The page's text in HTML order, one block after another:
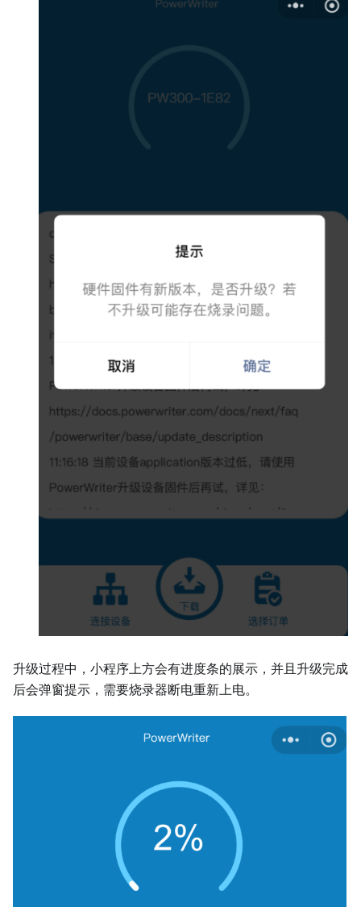
升级过程中，小程序上方会有进度条的展示，并且升级完成
后会弹窗提示，需要烧录器断电重新上电。